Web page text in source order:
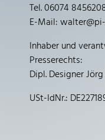
Tel.06074
E-Mail:
Inhaber und
Presserechts:
Dipl. Designer
USt-IdNr.: